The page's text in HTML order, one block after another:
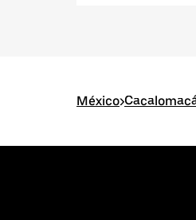
México>